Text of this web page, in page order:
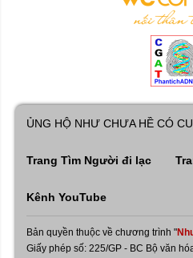
ỦNG HỘ NHƯ CHƯA HỀ CÓ
Trang Tìm Người đi lạc
Kênh YouTube
Bản quyền thuộc về chương trình "
Giấy phép số: 225/GP - BC Bộ văn